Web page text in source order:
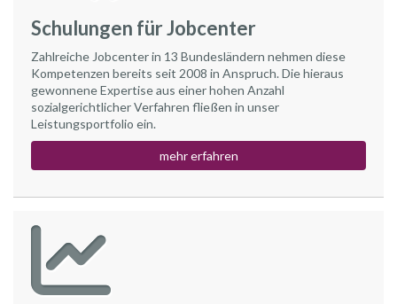
Schulungen für Jobcenter
Zahlreiche Jobcenter in 13 Bundesländern nehmen diese
Kompetenzen bereits seit 2008 in Anspruch. Die hieraus
gewonnene Expertise aus einer hohen Anzahl
sozialgerichtlicher Verfahren fließen in unser
Leistungsportfolio ein.
mehr erfahren